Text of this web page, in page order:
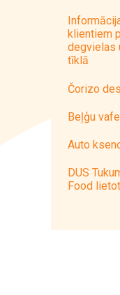
klientiem
degvielas
tīklā
Čorizo
Beļģu
Auto
DUS
Food